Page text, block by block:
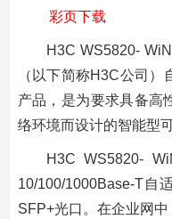
彩页下载
H3C WS5820-
（以下简称H3C公司
产品，是为要求具备高
络环境而设计的智能型
H3C WS5820-
10/100/1000Base-T自
SFP+光口。在企业网